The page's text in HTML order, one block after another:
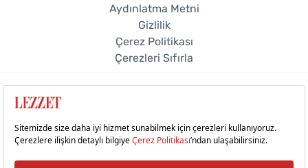
Aydınlatma Metni
Gizlilik
Çerez Politikası
Çerezleri Sıfırla
© 2026 Lezzet Online. Tüm hakları saklıdır.